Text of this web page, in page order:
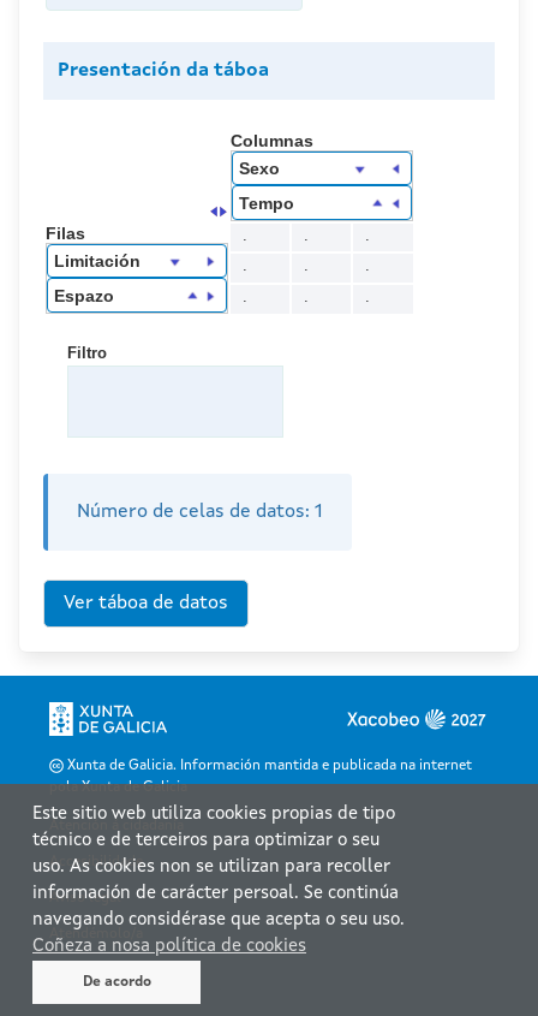
Presentación da táboa
Columnas
Sexo
Tempo
Filas
Limitación
Espazo
Filtro
Número de celas de datos: 1
Xunta de Galicia. Información mantida e publicada na internet
pola Xunta de Galicia
Accesibilidade
Aviso legal
Atendémolo/a
Este sitio web utiliza cookies propias de tipo
técnico e de terceiros para optimizar o seu
uso. As cookies non se utilizan para recoller
información de carácter persoal. Se continúa
navegando considérase que acepta o seu uso.
Coñeza a nosa política de cookies
De acordo